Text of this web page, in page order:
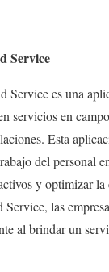
Service
Service es una
servicios en
Esta
del personal
y optimizar
las
al brindar un